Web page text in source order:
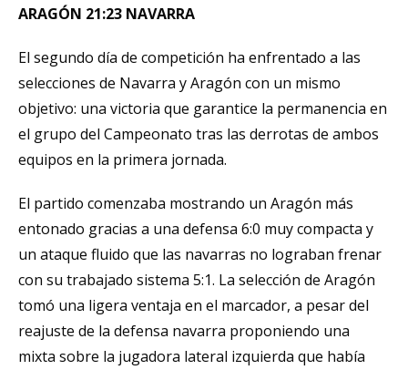
ARAGÓN 21:23 NAVARRA
El segundo día de competición ha enfrentado a las
selecciones de Navarra y Aragón con un mismo
objetivo: una victoria que garantice la permanencia en
el grupo del Campeonato tras las derrotas de ambos
equipos en la primera jornada.
El partido comenzaba mostrando un Aragón más
entonado gracias a una defensa 6:0 muy compacta y
un ataque fluido que las navarras no lograban frenar
con su trabajado sistema 5:1. La selección de Aragón
tomó una ligera ventaja en el marcador, a pesar del
reajuste de la defensa navarra proponiendo una
mixta sobre la jugadora lateral izquierda que había